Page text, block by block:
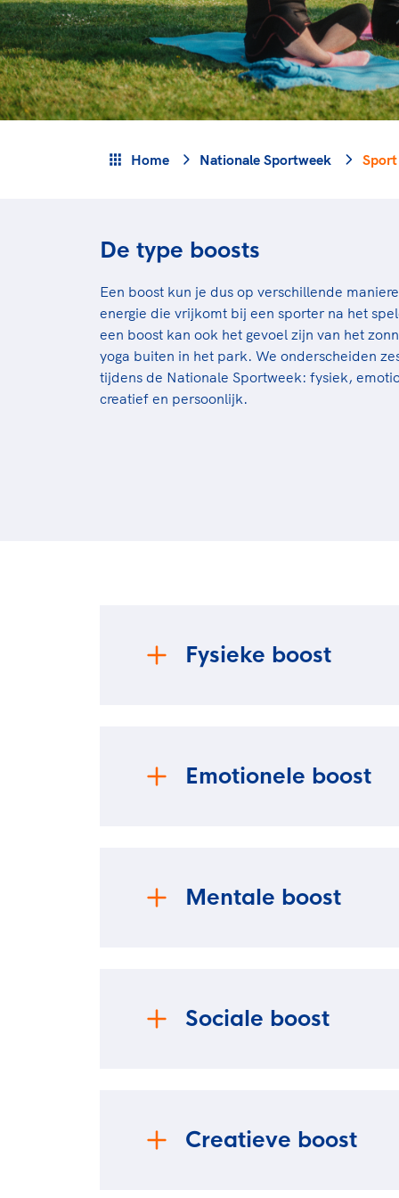
positionering van
Sportonderzoek
Sportakkoord II
Diversiteit en inclusie
Gezonde sportomgeving
Duurzaamheid
Bekwaam sportkader
Home Nationale Sportweek
De type boosts
Een boost kun je dus op verschillende
energie die vrijkomt bij een sporter na het
een boost kan ook het gevoel zijn van het
yoga buiten in het park. We onderscheiden
tijdens de Nationale Sportweek: fysiek,
creatief en persoonlijk.
Fysieke boost
Emotionele boost
Mentale boost
Sociale boost
Creatieve boost